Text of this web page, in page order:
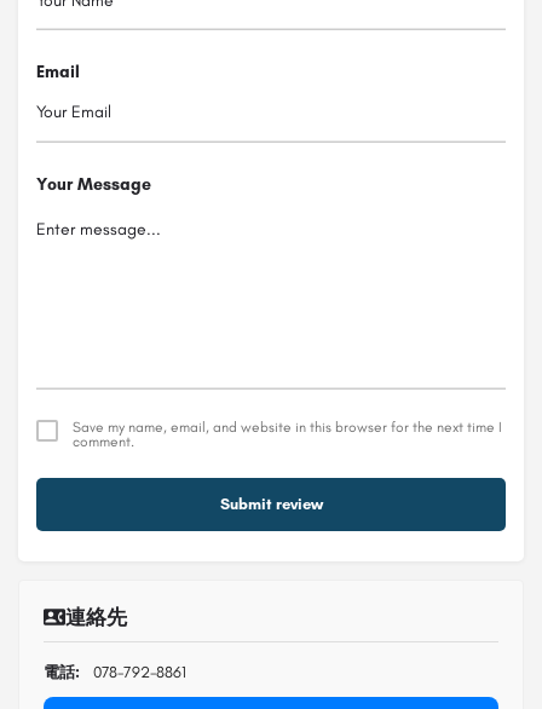
Email
Your Message
Save my name, email, and website in this browser for the next time I
comment.
Submit review
連絡先
電話: 078-792-8861